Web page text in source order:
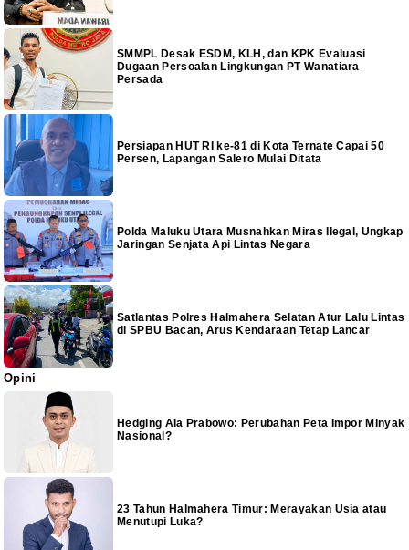
SMMPL Desak ESDM, KLH, dan KPK Evaluasi
Dugaan Persoalan Lingkungan PT Wanatiara
Persada
Persiapan HUT RI ke-81 di Kota Ternate Capai 50
Persen, Lapangan Salero Mulai Ditata
Polda Maluku Utara Musnahkan Miras Ilegal, Ungkap
Jaringan Senjata Api Lintas Negara
Satlantas Polres Halmahera Selatan Atur Lalu Lintas
di SPBU Bacan, Arus Kendaraan Tetap Lancar
Opini
Hedging Ala Prabowo: Perubahan Peta Impor Minyak
Nasional?
23 Tahun Halmahera Timur: Merayakan Usia atau
Menutupi Luka?